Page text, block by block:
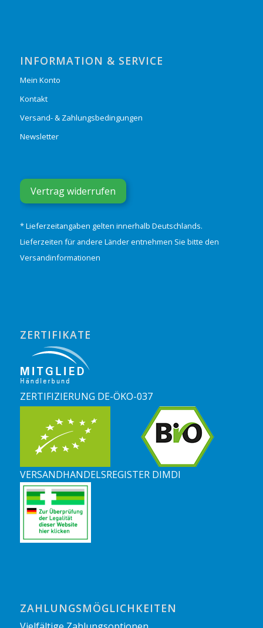
INFORMATION & SERVICE
Mein Konto
Kontakt
Versand- & Zahlungsbedingungen
Newsletter
Vertrag widerrufen
* Lieferzeitangaben gelten innerhalb Deutschlands.
Lieferzeiten für andere Länder entnehmen Sie bitte den
Versandinformationen
ZERTIFIKATE
ZERTIFIZIERUNG DE-ÖKO-037
VERSANDHANDELSREGISTER DIMDI
ZAHLUNGSMÖGLICHKEITEN